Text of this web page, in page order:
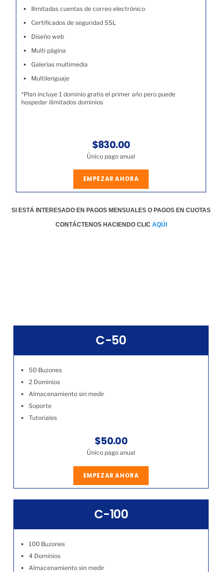
Ilimitadas cuentas de correo electrónico
Certificados de seguridad SSL
Diseño web
Multi página
Galerías multimedia
Multilenguaje
*Plan incluye 1 dominio gratis el primer año pero puede
hospedar ilimitados dominios
$830.00
Único pago anual
EMPEZAR AHORA
SI ESTÁ INTERESADO EN PAGOS MENSUALES O PAGOS EN CUOTAS
CONTÁCTENOS HACIENDO CLIC AQÚI
C-50
50 Buzones
2 Dominios
Almacenamiento sin medir
Soporte
Tutoriales
$50.00
Único pago anual
EMPEZAR AHORA
C-100
100 Buzones
4 Dominios
Almacenamiento sin medir